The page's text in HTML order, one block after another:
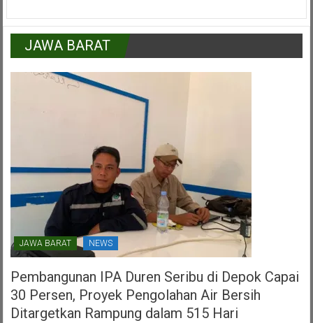
Gea,Anggota
DPR
Dalam
JAWA BARAT
JAWA BARAT NEWS
Pembangunan IPA Duren Seribu di Depok Capai
30 Persen, Proyek Pengolahan Air Bersih
Ditargetkan Rampung dalam 515 Hari